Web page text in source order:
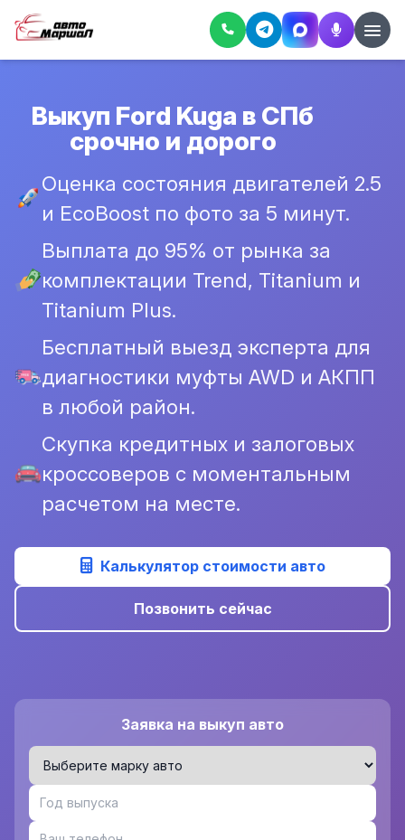
Выкуп Ford Kuga в СПб
срочно и дорого
Оценка состояния двигателей 2.5
и EcoBoost по фото за 5 минут.
Выплата до 95% от рынка за
комплектации Trend, Titanium и
Titanium Plus.
Бесплатный выезд эксперта для
диагностики муфты AWD и АКПП
в любой район.
Скупка кредитных и залоговых
кроссоверов с моментальным
расчетом на месте.
Калькулятор стоимости авто
Позвонить сейчас
Заявка на выкуп авто